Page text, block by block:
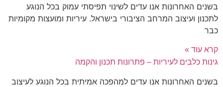
האחרונות אנו עדים לשינוי תפיסתי עמוק בכל הנוגע
ועיצוב המרחב הציבורי בישראל. עיריות ומועצות מקומיות
עוד »
כלבים לעיריות – פתרונות תכנון והקמה
האחרונות אנו עדים למהפכה אמיתית בכל הנוגע לעיצוב